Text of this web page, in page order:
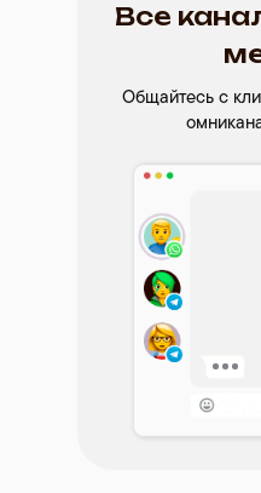
Все
Общайтесь с